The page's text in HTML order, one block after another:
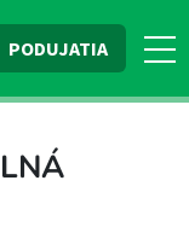
PODUJATIA